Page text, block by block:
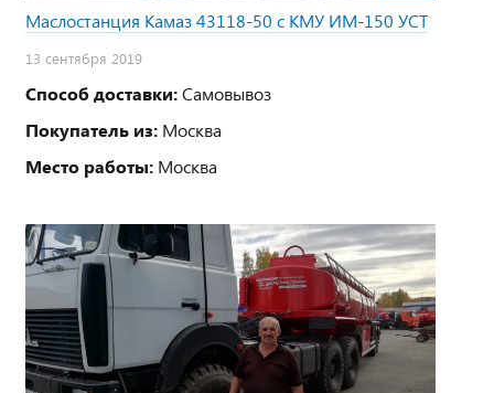
Маслостанция Камаз 43118-50 с КМУ ИМ-150 УСТ
13 сентября 2019
Способ доставки:Самовывоз
Покупатель из: Москва
Место работы: Москва